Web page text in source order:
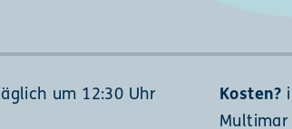
um 12:30 Uhr Kosten?